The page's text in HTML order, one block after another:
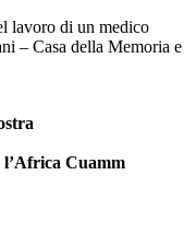
lavoro di un medico
– Casa della Memoria e
Cuamm